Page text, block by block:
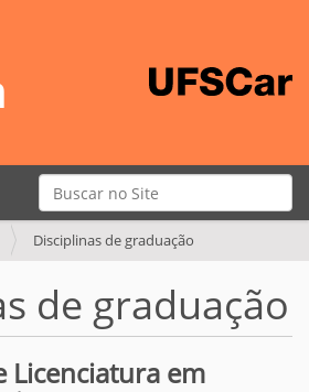
Busca
Busca Avançada…
Disciplinas de graduação
de graduação
Licenciatura em